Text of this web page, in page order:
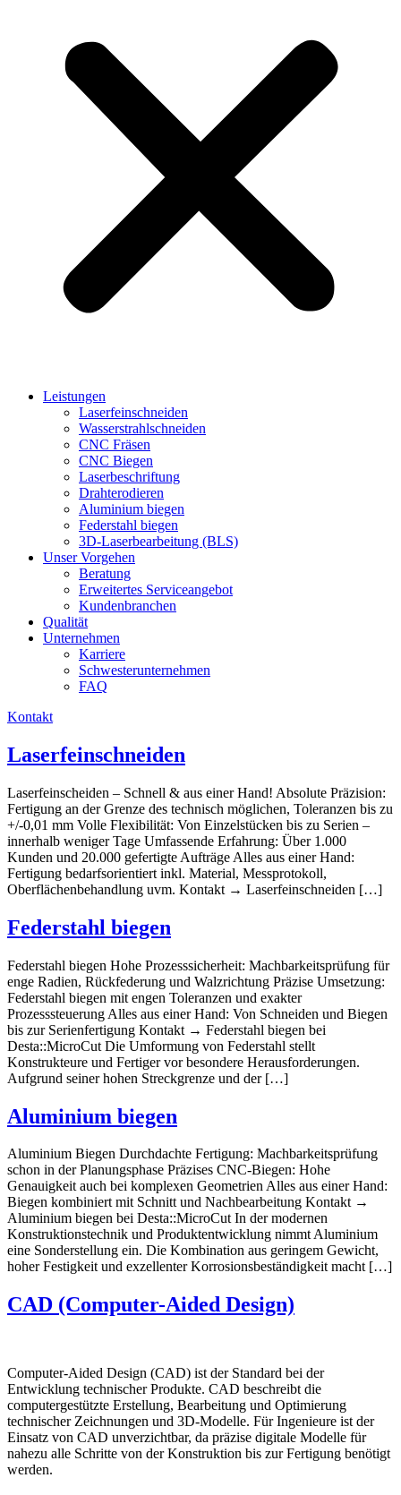
Leistungen
Laserfeinschneiden
Wasserstrahlschneiden
CNC Fräsen
CNC Biegen
Laserbeschriftung
Drahterodieren
Aluminium biegen
Federstahl biegen
3D-Laserbearbeitung (BLS)
Unser Vorgehen
Beratung
Erweitertes Serviceangebot
Kundenbranchen
Qualität
Unternehmen
Karriere
Schwesterunternehmen
FAQ
Kontakt
Laserfeinschneiden
Laserfeinscheiden – Schnell & aus einer Hand! Absolute Präzision:
Fertigung an der Grenze des technisch möglichen, Toleranzen bis zu
+/-0,01 mm Volle Flexibilität: Von Einzelstücken bis zu Serien –
innerhalb weniger Tage Umfassende Erfahrung: Über 1.000
Kunden und 20.000 gefertigte Aufträge Alles aus einer Hand:
Fertigung bedarfsorientiert inkl. Material, Messprotokoll,
Oberflächenbehandlung uvm. Kontakt → Laserfeinschneiden […]
Federstahl biegen
Federstahl biegen Hohe Prozesssicherheit: Machbarkeitsprüfung für
enge Radien, Rückfederung und Walzrichtung Präzise Umsetzung:
Federstahl biegen mit engen Toleranzen und exakter
Prozesssteuerung Alles aus einer Hand: Von Schneiden und Biegen
bis zur Serienfertigung Kontakt → Federstahl biegen bei
Desta::MicroCut Die Umformung von Federstahl stellt
Konstrukteure und Fertiger vor besondere Herausforderungen.
Aufgrund seiner hohen Streckgrenze und der […]
Aluminium biegen
Aluminium Biegen Durchdachte Fertigung: Machbarkeitsprüfung
schon in der Planungsphase Präzises CNC-Biegen: Hohe
Genauigkeit auch bei komplexen Geometrien Alles aus einer Hand:
Biegen kombiniert mit Schnitt und Nachbearbeitung Kontakt →
Aluminium biegen bei Desta::MicroCut In der modernen
Konstruktionstechnik und Produktentwicklung nimmt Aluminium
eine Sonderstellung ein. Die Kombination aus geringem Gewicht,
hoher Festigkeit und exzellenter Korrosionsbeständigkeit macht […]
CAD (Computer-Aided Design)
Computer-Aided Design (CAD) ist der Standard bei der
Entwicklung technischer Produkte. CAD beschreibt die
computergestützte Erstellung, Bearbeitung und Optimierung
technischer Zeichnungen und 3D-Modelle. Für Ingenieure ist der
Einsatz von CAD unverzichtbar, da präzise digitale Modelle für
nahezu alle Schritte von der Konstruktion bis zur Fertigung benötigt
werden.